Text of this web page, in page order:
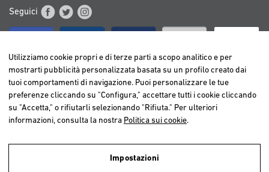
Seguici
BELGIË / BELGIQUE
DEUTSCHLAND
ESPAÑA
ITALIA
Utilizziamo cookie propri e di terze parti a scopo analitico e per
mostrarti pubblicità personalizzata basata su un profilo creato dai
tuoi comportamenti di navigazione. Puoi personalizzare le tue
preferenze cliccando su "Configura," accettare tutti i cookie cliccando
su "Accetta," o rifiutarli selezionando "Rifiuta." Per ulteriori
informazioni, consulta la nostra Politica sui cookie.
Impostazioni